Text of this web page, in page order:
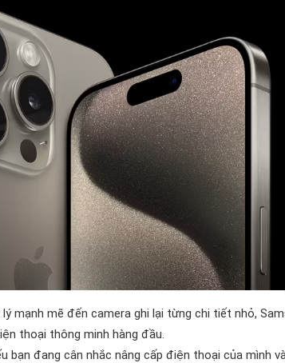
mạnh mẽ đến camera ghi lại từng chi tiết nhỏ,
thoại thông minh hàng đầu.
bạn đang cân nhắc nâng cấp điện thoại của mình